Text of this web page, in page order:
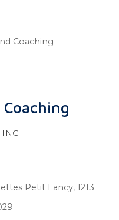
Petit Lancy, 1213